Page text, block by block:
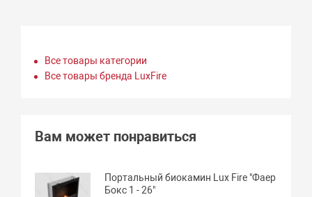
Все товары категории
Все товары бренда LuxFire
Вам может понравиться
Портальный биокамин Lux Fire "Фаер
Бокс 1 - 26"